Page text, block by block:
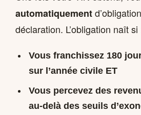
automatiquement
déclaration. L’obligation naît si
Vous franchissez 180
sur l’année civile ET
Vous percevez des
au-delà des seuils